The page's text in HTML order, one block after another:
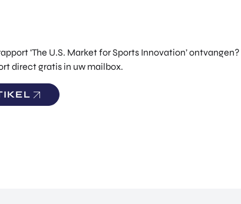
‘The U.S. Market for Sports Innovation’
direct gratis in uw mailbox.